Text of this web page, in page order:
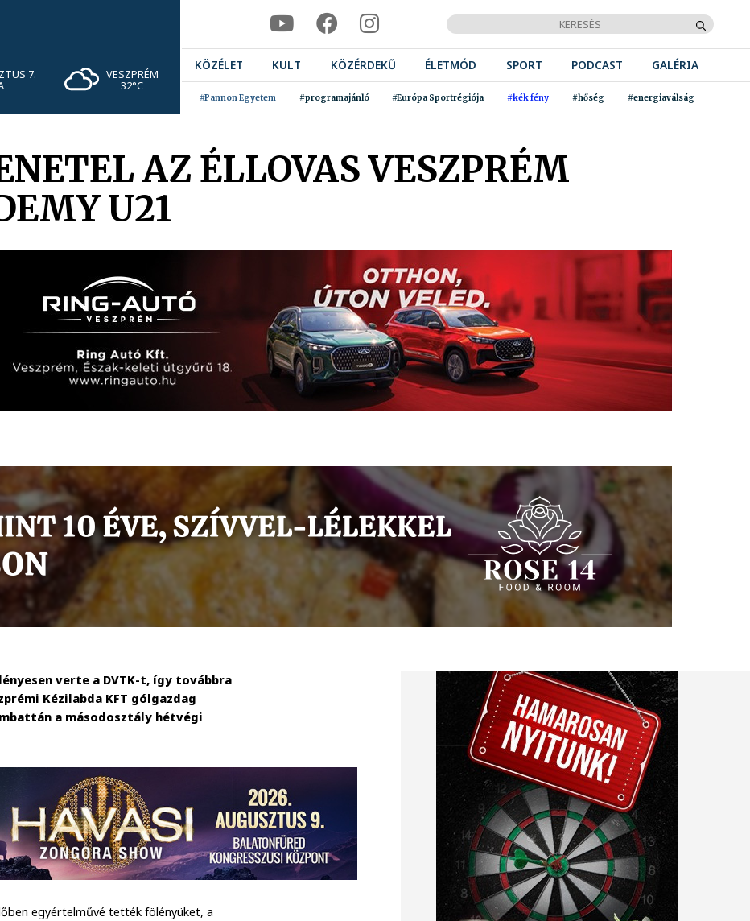
7. VESZPRÉM
32°C
KÖZÉLET KULT KÖZÉRDEKŰ ÉLETMÓD SPORT PODCAST GALÉRIA
#Pannon Egyetem #programajánló #Európa Sportrégiója #kék fény #hőség #energiaválság
AZ ÉLLOVAS VESZPRÉM
U21
verte a DVTK-t, így továbbra
Kézilabda KFT gólgazdag
a másodosztály hétvégi
egyértelművé tették fölényüket, a